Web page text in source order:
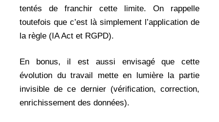
tentés de franchir cette limite. On rappelle
toutefois que c’est là simplement l’application de
la règle (IA Act et RGPD).
En bonus, il est aussi envisagé que cette
évolution du travail mette en lumière la partie
invisible de ce dernier (vérification, correction,
enrichissement des données).